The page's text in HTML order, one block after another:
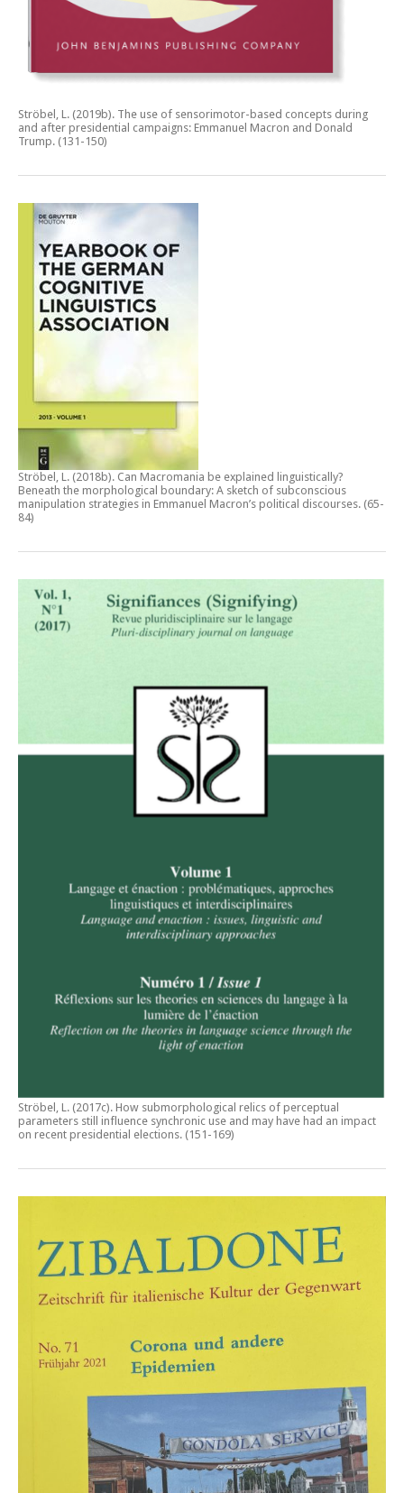
Ströbel, L. (2019b). The use of sensorimotor-based concepts during
and after presidential campaigns: Emmanuel Macron and Donald
Trump. (131-150)
Ströbel, L. (2018b). Can Macromania be explained linguistically?
Beneath the morphological boundary: A sketch of subconscious
manipulation strategies in Emmanuel Macron’s political discourses. (65-
84)
Ströbel, L. (2017c). How submorphological relics of perceptual
parameters still influence synchronic use and may have had an impact
on recent presidential elections. (151-169)